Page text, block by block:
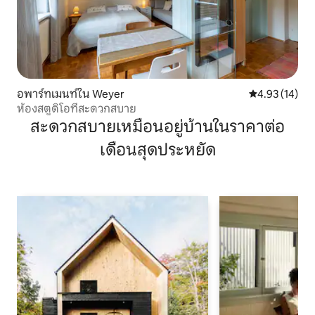
อพาร์ทเมนท์ใน Weyer คะแนนเฉลี่ย
4.93 (14)
ห้องสตูดิโอที่สะดวกสบาย
สะดวกสบายเหมือนอยู่บ้านในราคาต่อ
เดือนสุดประหยัด